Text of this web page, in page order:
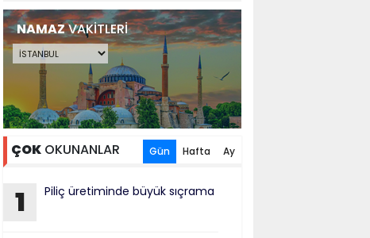
NAMAZVAKİTLERİ
ÇOK OKUNANLAR Gün Hafta Ay
1 Piliç üretiminde büyük sıçrama